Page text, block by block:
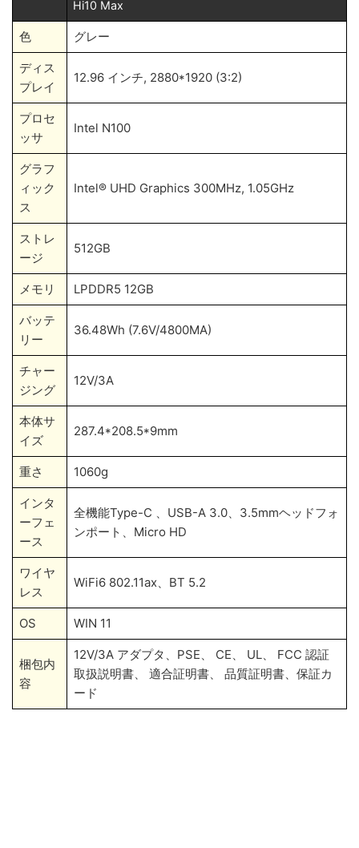
Hi10 Max
色 グレー
ディス
プレイ
12.96 インチ, 2880*1920 (3:2)
プロセ
ッサ
Intel N100
グラフ
ィック
ス
Intel® UHD Graphics 300MHz, 1.05GHz
ストレ
ージ
512GB
メモリ LPDDR5 12GB
バッテ
リー
36.48Wh (7.6V/4800MA)
チャー
ジング
12V/3A
本体サ
イズ
287.4*208.5*9mm
重さ 1060g
インタ
ーフェ
ース
全機能Type-C 、USB-A 3.0、3.5mmヘッドフォ
ンポート、Micro HD
ワイヤ
レス
WiFi6 802.11ax、BT 5.2
OS WIN 11
梱包内
容
12V/3A アダプタ、PSE、 CE、 UL、 FCC 認証
取扱説明書、 適合証明書、 品質証明書、保証カ
ード